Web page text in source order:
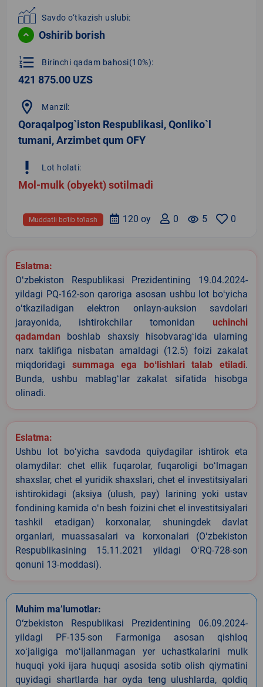
Savdo o‘tkazish uslubi:
Oshirib borish
format_list_numbered Birinchi qadam bahosi(10%):
421 875.00 UZS
location_on Manzil:
Qoraqalpog`iston Respublikasi, Qonliko`l
tumani, Arzimbet qum OFY
priority_high Lot holati:
Mol-mulk (obyekt) sotilmadi
0
remove_red_eye 5
0
120 oy
Muddatli bo‘lib to‘lash
Eslatma:
Oʻzbekiston Respublikasi Prezidentining 19.04.2024-
yildagi PQ-162-son qaroriga asosan ushbu lot boʻyicha
oʻtkaziladigan elektron onlayn-auksion savdolari
jarayonida, ishtirokchilar tomonidan uchinchi
qadamdan boshlab shaxsiy hisobvaragʻida ularning
narx taklifiga nisbatan amaldagi (12.5) foizi zakalat
miqdoridagi summaga ega boʻlishlari talab etiladi.
Bunda, ushbu mablagʻlar zakalat sifatida hisobga
olinadi.
Eslatma:
Ushbu lot boʻyicha savdoda quiydagilar ishtirok eta
olamydilar: chet ellik fuqarolar, fuqaroligi boʻlmagan
shaxslar, chet el yuridik shaxslari, chet el investitsiyalari
ishtirokidagi (aksiya (ulush, pay) larining yoki ustav
fondining kamida oʻn besh foizini chet el investitsiyalari
tashkil etadigan) korxonalar, shuningdek davlat
organlari, muassasalari va korxonalari (Oʻzbekiston
Respublikasining 15.11.2021 yildagi OʻRQ-728-son
qonuni 13-moddasi).
Muhim ma’lumotlar:
O‘zbekiston Respublikasi Prezidentining 06.09.2024-
yildagi PF-135-son Farmoniga asosan qishloq
xoʻjaligiga moʻljallanmagan yer uchastkalarini mulk
huquqi yoki ijara huquqi asosida sotib olish qiymatini
quyidagi shartlarda har oyda teng ulushlarda, qoldiq